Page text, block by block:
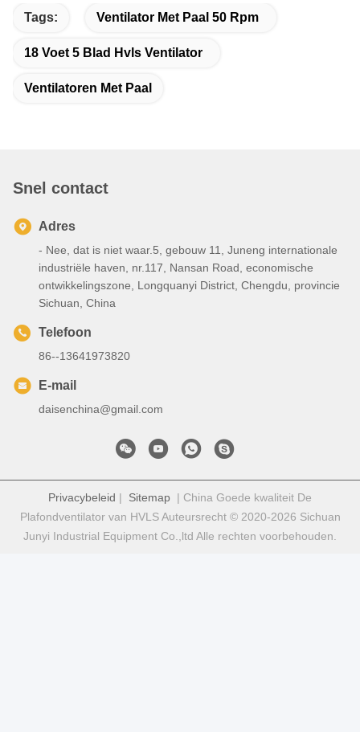
Tags: Ventilator Met Paal 50 Rpm
18 Voet 5 Blad Hvls Ventilator
Ventilatoren Met Paal
Snel contact
Adres
- Nee, dat is niet waar.5, gebouw 11, Juneng internationale
industriële haven, nr.117, Nansan Road, economische
ontwikkelingszone, Longquanyi District, Chengdu, provincie
Sichuan, China
Telefoon
86--13641973820
E-mail
daisenchina@gmail.com
Privacybeleid | Sitemap | China Goede kwaliteit De
Plafondventilator van HVLS Auteursrecht © 2020-2026 Sichuan
Junyi Industrial Equipment Co.,ltd Alle rechten voorbehouden.